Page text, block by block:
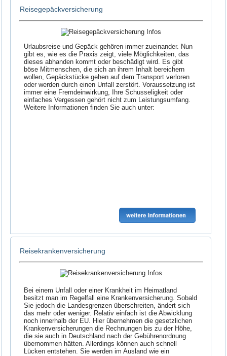
Reisegepäckversicherung
Urlaubsreise und Gepäck gehören immer zueinander. Nun
gibt es, wie es die Praxis zeigt, viele Möglichkeiten, das
dieses abhanden kommt oder beschädigt wird. Es gibt
böse Mitmenschen, die sich an ihrem Inhalt bereichern
wollen, Gepäckstücke gehen auf dem Transport verloren
oder werden durch einen Unfall zerstört. Voraussetzung ist
immer eine Fremdeinwirkung, Ihre Schusseligkeit oder
einfaches Vergessen gehört nicht zum Leistungsumfang.
Weitere Informationen finden Sie auch unter:
Reisekrankenversicherung
Bei einem Unfall oder einer Krankheit im Heimatland
besitzt man im Regelfall eine Krankenversicherung. Sobald
Sie jedoch die Landesgrenzen überschreiten, ändert sich
das mehr oder weniger. Relativ einfach ist die Abwicklung
noch innerhalb der EU. Hier übernehmen die gesetzlichen
Krankenversicherungen die Rechnungen bis zu der Höhe,
die sie auch in Deutschland nach der Gebührenordnung
übernommen hätten. Allerdings können auch schnell
Lücken entstehen. Sie werden im Ausland wie ein